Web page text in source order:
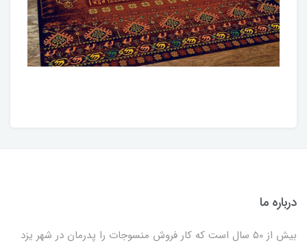
درباره ما
بیش از 50 سال است که کار فروش منسوجات را پدرمان در شهر یزد